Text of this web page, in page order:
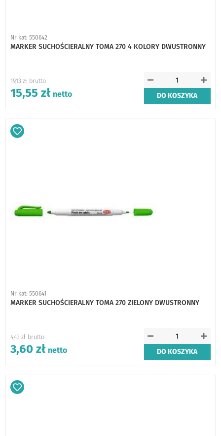
Nr kat: 550642
MARKER SUCHOŚCIERALNY TOMA 270 4 KOLORY DWUSTRONNY
19,13 zł
15,55 zł DO KOSZYKA
Dodaj
Nr kat: 550641
MARKER SUCHOŚCIERALNY TOMA 270 ZIELONY DWUSTRONNY
4,43 zł
3,60 zł DO KOSZYKA
Dodaj